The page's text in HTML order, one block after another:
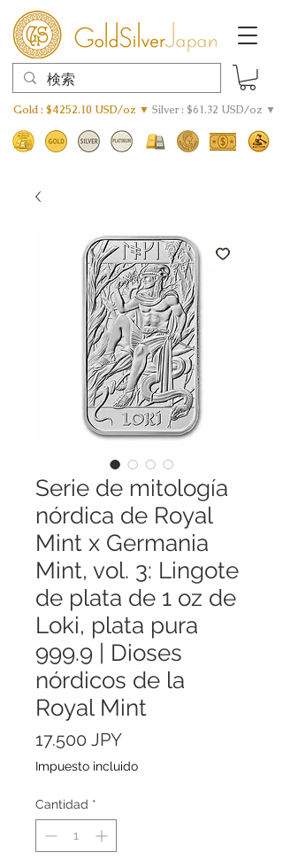
Gold : $4252.10 USD/oz ▼ Silver : $61.32 USD/oz ▼
Serie de mitología
nórdica de Royal
Mint x Germania
Mint, vol. 3: Lingote
de plata de 1 oz de
Loki, plata pura
999.9 | Dioses
nórdicos de la
Royal Mint
17.500 JPYPrecio
Impuesto incluido
Cantidad *